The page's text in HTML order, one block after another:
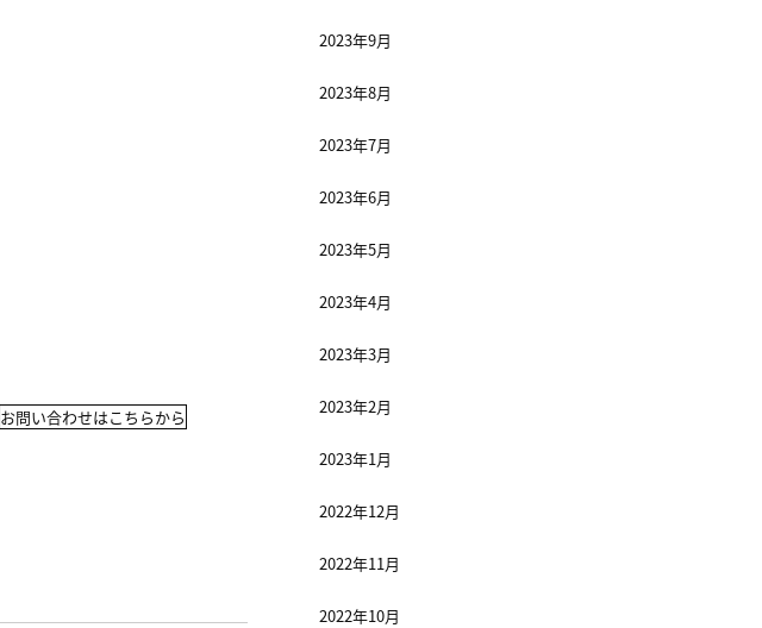
お問い合わせはこちらから
2023年9月
2023年8月
2023年7月
2023年6月
2023年5月
2023年4月
2023年3月
2023年2月
2023年1月
2022年12月
2022年11月
2022年10月